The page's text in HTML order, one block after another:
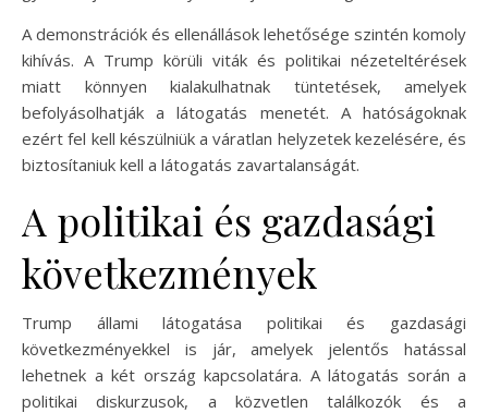
A demonstrációk és ellenállások lehetősége szintén komoly
kihívás. A Trump körüli viták és politikai nézeteltérések
miatt könnyen kialakulhatnak tüntetések, amelyek
befolyásolhatják a látogatás menetét. A hatóságoknak
ezért fel kell készülniük a váratlan helyzetek kezelésére, és
biztosítaniuk kell a látogatás zavartalanságát.
A politikai és gazdasági
következmények
Trump állami látogatása politikai és gazdasági
következményekkel is jár, amelyek jelentős hatással
lehetnek a két ország kapcsolatára. A látogatás során a
politikai diskurzusok, a közvetlen találkozók és a